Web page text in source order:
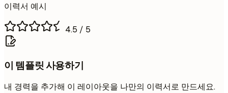
이력서 예시
4.5 / 5
이 템플릿 사용하기
내 경력을 추가해 이 레이아웃을 나만의 이력서로 만드세요.